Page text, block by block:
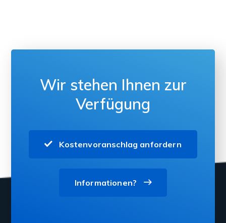
Wir stehen Ihnen zur
Verfügung
Kostenvoranschlag anfordern
Informationen?